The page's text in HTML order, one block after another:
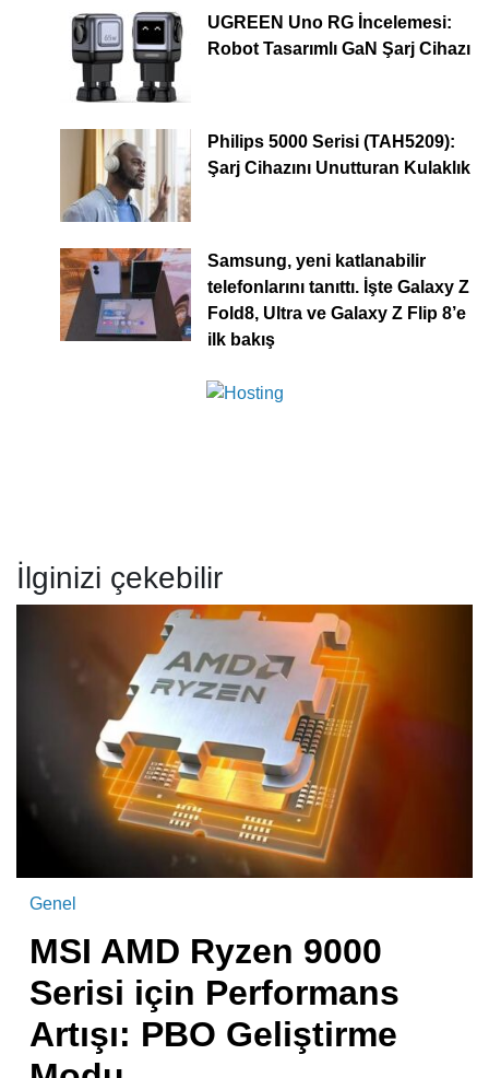
UGREEN Uno RG İncelemesi:
Robot Tasarımlı GaN Şarj Cihazı
Philips 5000 Serisi (TAH5209):
Şarj Cihazını Unutturan Kulaklık
Samsung, yeni katlanabilir
telefonlarını tanıttı. İşte Galaxy Z
Fold8, Ultra ve Galaxy Z Flip 8’e
ilk bakış
İlginizi çekebilir
Genel
MSI AMD Ryzen 9000
Serisi için Performans
Artışı: PBO Geliştirme